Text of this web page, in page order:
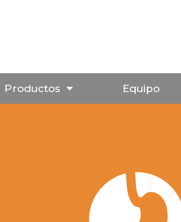
Productos Equipo